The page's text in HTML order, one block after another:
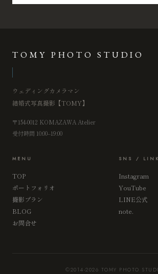
TOMY PHOTO STUDIO
ウェディングカメラマン
結婚式写真撮影【TOMY】
〒154-0012 KOMAZAWA Atelier
受付時間 10:00–19:00
MENU
TOP
ポートフォリオ
撮影プラン
BLOG
お問合せ
SNS / LINK
Instagram
YouTube
LINE公式
note.
©2014-2026 TOMY PHOTO